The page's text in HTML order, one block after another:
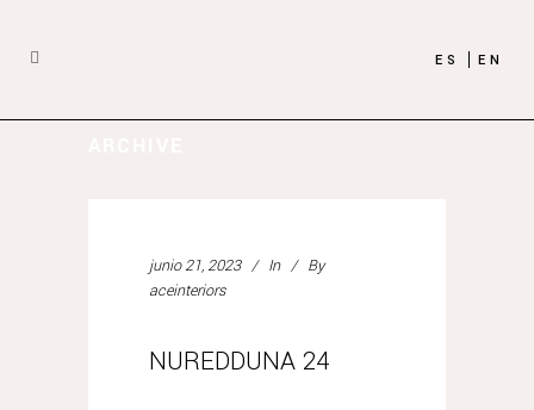
ES EN
junio 21, 2023 In
By
aceinteriors
NUREDDUNA 24